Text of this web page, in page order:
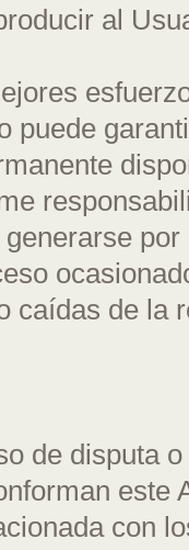
al
puede
caídas de la
de disputa
este
con